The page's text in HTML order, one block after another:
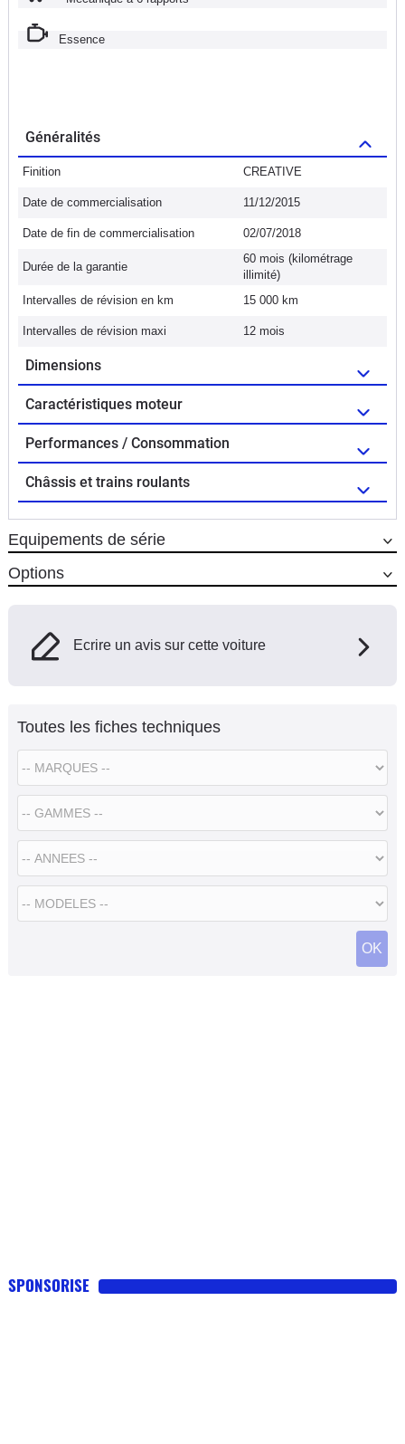
Essence
Généralités
Finition CREATIVE
Date de commercialisation 11/12/2015
Date de fin de commercialisation 02/07/2018
Durée de la garantie
60 mois (kilométrage
illimité)
Intervalles de révision en km
15 000 km
Intervalles de révision maxi 12 mois
Dimensions
Caractéristiques moteur
Performances / Consommation
Châssis et trains roulants
Equipements de série
Options
Ecrire un avis sur cette voiture
Toutes les fiches techniques
SPONSORISE